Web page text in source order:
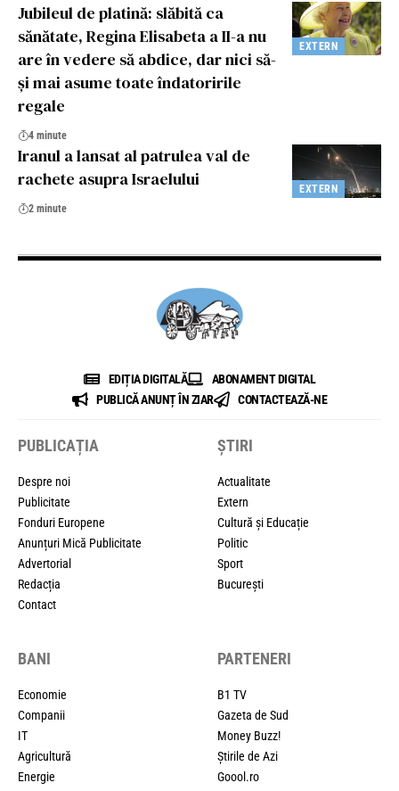
EXTERN
Jubileul de platină: slăbită ca
sănătate, Regina Elisabeta a II-a nu
are în vedere să abdice, dar nici să-
și mai asume toate îndatoririle
regale
4 minute
EXTERN
Iranul a lansat al patrulea val de
rachete asupra Israelului
2 minute
EDIȚIA DIGITALĂ
ABONAMENT DIGITAL
PUBLICĂ ANUNȚ ÎN ZIAR
CONTACTEAZĂ-NE
PUBLICAȚIA
Despre noi
Publicitate
Fonduri Europene
Anunțuri Mică Publicitate
Advertorial
Redacția
Contact
ȘTIRI
Actualitate
Extern
Cultură și Educație
Politic
Sport
București
BANI
Economie
Companii
IT
Agricultură
Energie
PARTENERI
B1 TV
Gazeta de Sud
Money Buzz!
Știrile de Azi
Goool.ro